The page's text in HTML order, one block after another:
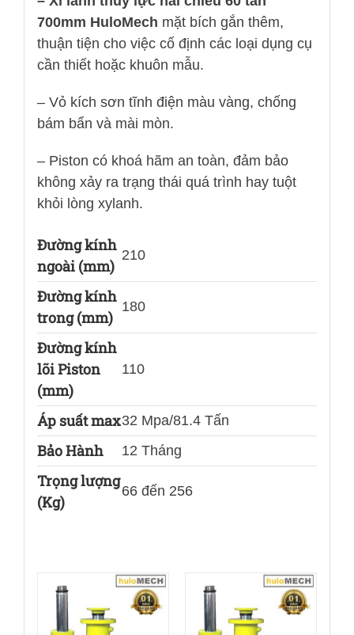
700mm HuloMech mặt bích gắn thêm,
thuận tiện cho việc cố định các loại dụng cụ
cần thiết hoặc khuôn mẫu.
– Vỏ kích sơn tĩnh điện màu vàng, chống
bám bẩn và mài mòn.
– Piston có khoá hãm an toàn, đảm bảo
không xảy ra trạng thái quá trình hay tuột
khỏi lòng xylanh.
Đường kính
ngoài (mm)
210
Đường kính
trong (mm)
180
Đường kính
lõi Piston
(mm)
110
Áp suất max32 Mpa/81.4 Tấn
Bảo Hành 12 Tháng
Trọng lượng
(Kg)
66 đến 256